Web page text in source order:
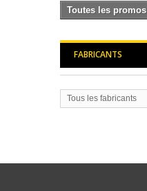
Toutes les promos
FABRICANTS
Tous les fabricants